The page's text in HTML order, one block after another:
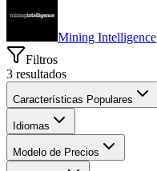
Mining Intelligence
Filtros
3 resultados
Características Populares
Idiomas
Modelo de Precios